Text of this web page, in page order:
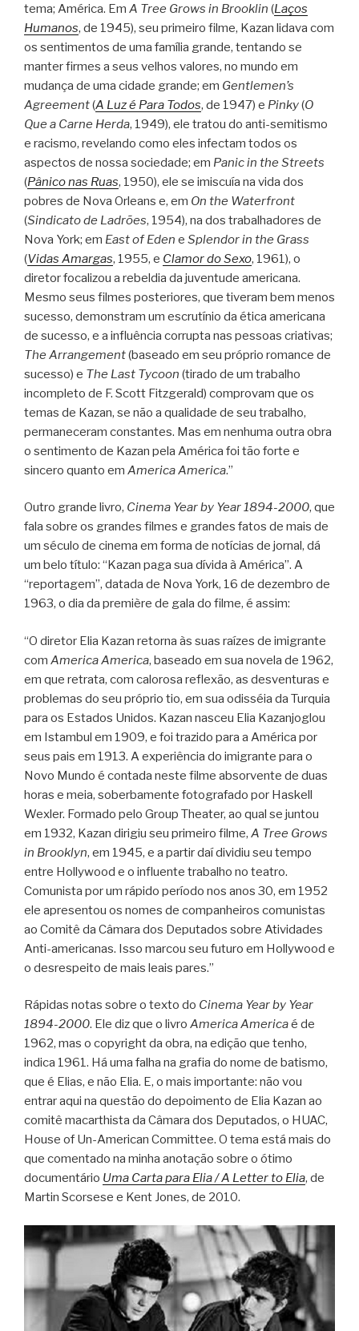
tema; América. Em A Tree Grows in Brooklin (Laços
Humanos, de 1945), seu primeiro filme, Kazan lidava com
os sentimentos de uma família grande, tentando se
manter firmes a seus velhos valores, no mundo em
mudança de uma cidade grande; em Gentlemen’s
Agreement(A Luz é Para Todos, de 1947) e Pinky(O
Que a Carne Herda, 1949), ele tratou do anti-semitismo
e racismo, revelando como eles infectam todos os
aspectos de nossa sociedade; em Panic in the Streets
(Pânico nas Ruas, 1950), ele se imiscuía na vida dos
pobres de Nova Orleans e, em On the Waterfront
(Sindicato de Ladrões, 1954), na dos trabalhadores de
Nova York; em East of Eden e Splendor in the Grass
(Vidas Amargas, 1955, e Clamor do Sexo, 1961), o
diretor focalizou a rebeldia da juventude americana.
Mesmo seus filmes posteriores, que tiveram bem menos
sucesso, demonstram um escrutínio da ética americana
de sucesso, e a influência corrupta nas pessoas criativas;
The Arrangement(baseado em seu próprio romance de
sucesso) e The Last Tycoon (tirado de um trabalho
incompleto de F. Scott Fitzgerald) comprovam que os
temas de Kazan, se não a qualidade de seu trabalho,
permaneceram constantes. Mas em nenhuma outra obra
o sentimento de Kazan pela América foi tão forte e
sincero quanto em America America.”
Outro grande livro, Cinema Year by Year 1894-2000, que
fala sobre os grandes filmes e grandes fatos de mais de
um século de cinema em forma de notícias de jornal, dá
um belo título: “Kazan paga sua dívida à América”. A
“reportagem”, datada de Nova York, 16 de dezembro de
1963, o dia da première de gala do filme, é assim:
“O diretor Elia Kazan retorna às suas raízes de imigrante
com America America, baseado em sua novela de 1962,
em que retrata, com calorosa reflexão, as desventuras e
problemas do seu próprio tio, em sua odisséia da Turquia
para os Estados Unidos. Kazan nasceu Elia Kazanjoglou
em Istambul em 1909, e foi trazido para a América por
seus pais em 1913. A experiência do imigrante para o
Novo Mundo é contada neste filme absorvente de duas
horas e meia, soberbamente fotografado por Haskell
Wexler. Formado pelo Group Theater, ao qual se juntou
em 1932, Kazan dirigiu seu primeiro filme, A Tree Grows
in Brooklyn, em 1945, e a partir daí dividiu seu tempo
entre Hollywood e o influente trabalho no teatro.
Comunista por um rápido período nos anos 30, em 1952
ele apresentou os nomes de companheiros comunistas
ao Comitê da Câmara dos Deputados sobre Atividades
Anti-americanas. Isso marcou seu futuro em Hollywood e
o desrespeito de mais leais pares.”
Rápidas notas sobre o texto do Cinema Year by Year
1894-2000. Ele diz que o livro America Americaé de
1962, mas o copyright da obra, na edição que tenho,
indica 1961. Há uma falha na grafia do nome de batismo,
que é Elias, e não Elia. E, o mais importante: não vou
entrar aqui na questão do depoimento de Elia Kazan ao
comitê macarthista da Câmara dos Deputados, o HUAC,
House of Un-American Committee. O tema está mais do
que comentado na minha anotação sobre o ótimo
documentário Uma Carta para Elia / A Letter to Elia, de
Martin Scorsese e Kent Jones, de 2010.